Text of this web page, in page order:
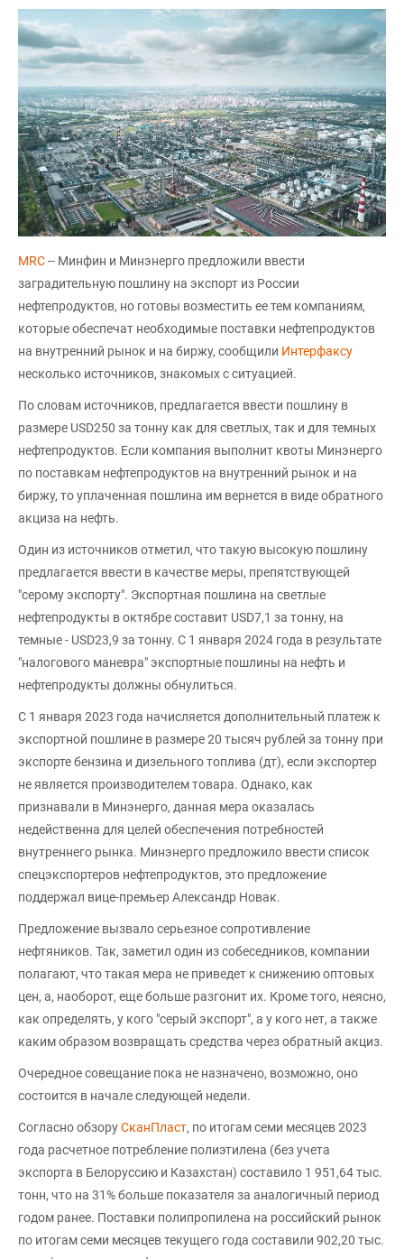
MRC-- Минфин и Минэнерго предложили ввести
заградительную пошлину на экспорт из России
нефтепродуктов, но готовы возместить ее тем компаниям,
которые обеспечат необходимые поставки нефтепродуктов
на внутренний рынок и на биржу, сообщили Интерфаксу
несколько источников, знакомых с ситуацией.
По словам источников, предлагается ввести пошлину в
размере USD250 за тонну как для светлых, так и для темных
нефтепродуктов. Если компания выполнит квоты Минэнерго
по поставкам нефтепродуктов на внутренний рынок и на
биржу, то уплаченная пошлина им вернется в виде обратного
акциза на нефть.
Один из источников отметил, что такую высокую пошлину
предлагается ввести в качестве меры, препятствующей
"серому экспорту". Экспортная пошлина на светлые
нефтепродукты в октябре составит USD7,1 за тонну, на
темные - USD23,9 за тонну. С 1 января 2024 года в результате
"налогового маневра" экспортные пошлины на нефть и
нефтепродукты должны обнулиться.
С 1 января 2023 года начисляется дополнительный платеж к
экспортной пошлине в размере 20 тысяч рублей за тонну при
экспорте бензина и дизельного топлива (дт), если экспортер
не является производителем товара. Однако, как
признавали в Минэнерго, данная мера оказалась
недейственна для целей обеспечения потребностей
внутреннего рынка. Минэнерго предложило ввести список
спецэкспортеров нефтепродуктов, это предложение
поддержал вице-премьер Александр Новак.
Предложение вызвало серьезное сопротивление
нефтяников. Так, заметил один из собеседников, компании
полагают, что такая мера не приведет к снижению оптовых
цен, а, наоборот, еще больше разгонит их. Кроме того, неясно,
как определять, у кого "серый экспорт", а у кого нет, а также
каким образом возвращать средства через обратный акциз.
Очередное совещание пока не назначено, возможно, оно
состоится в начале следующей недели.
Согласно обзоруСканПласт, по итогам семи месяцев 2023
года расчетное потребление полиэтилена (без учета
экспорта в Белоруссию и Казахстан) составило 1 951,64 тыс.
тонн, что на 31% больше показателя за аналогичный период
годом ранее. Поставки полипропилена на российский рынок
по итогам семи месяцев текущего года составили 902,20 тыс.